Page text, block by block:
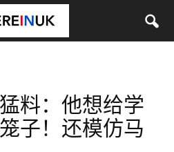
料：他想给学
子！还模仿马